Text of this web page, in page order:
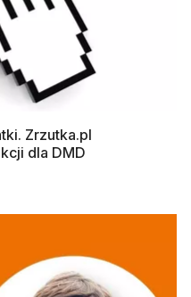
Zrzutka.pl
dla DMD